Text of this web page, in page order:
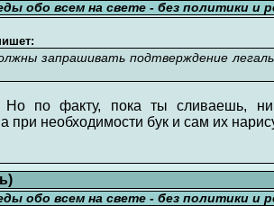
обо всем на свете - без политики и
запрашивать подтверждение
по факту, пока ты сливаешь,
при необходимости бук и сам их
обо всем на свете - без политики и